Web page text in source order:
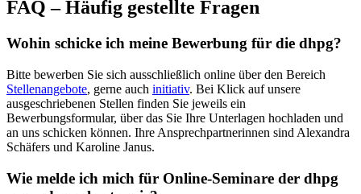
FAQ – Häufig gestellte Fragen
Wohin schicke ich meine Bewerbung für die dhpg?
Bitte bewerben Sie sich ausschließlich online über den Bereich
Stellenangebote, gerne auch initiativ. Bei Klick auf unsere
ausgeschriebenen Stellen finden Sie jeweils ein
Bewerbungsformular, über das Sie Ihre Unterlagen hochladen und
an uns schicken können. Ihre Ansprechpartnerinnen sind Alexandra
Schäfers und Karoline Janus.
Wie melde ich mich für Online-Seminare der dhpg